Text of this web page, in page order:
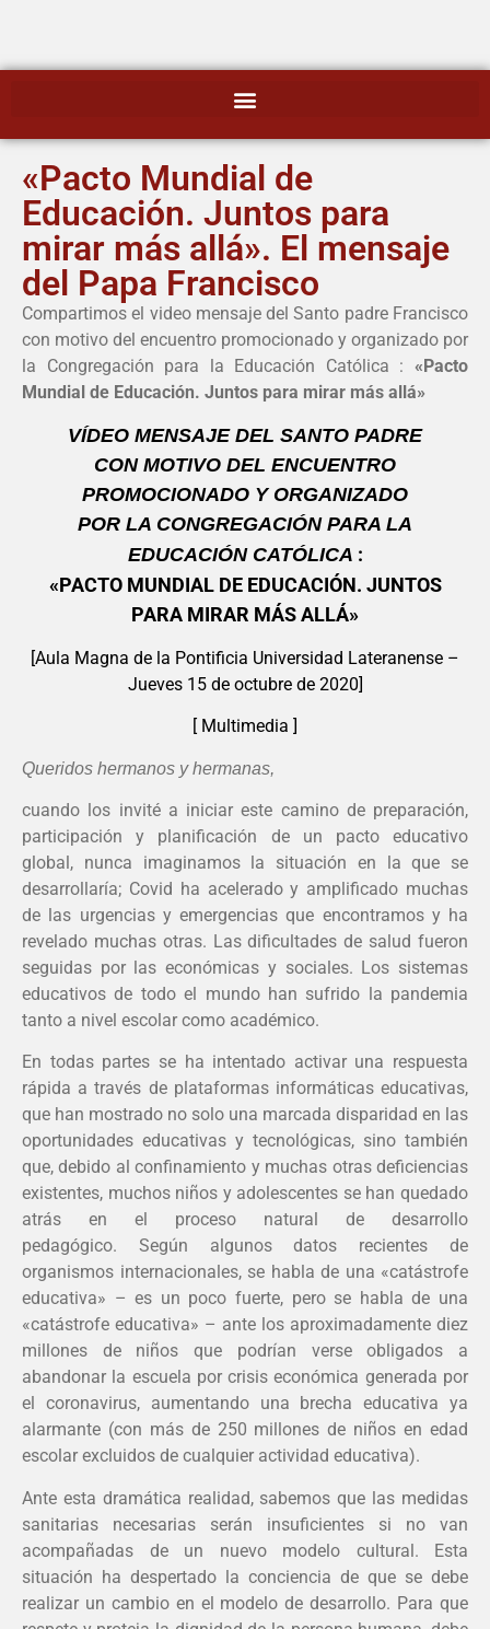
«Pacto Mundial de
Educación. Juntos para
mirar más allá». El mensaje
del Papa Francisco
Compartimos el video mensaje del Santo padre Francisco
con motivo del encuentro promocionado y organizado por
la Congregación para la Educación Católica : «Pacto
Mundial de Educación. Juntos para mirar más allá»
VÍDEO MENSAJE DEL SANTO PADRE
CON MOTIVO DEL ENCUENTRO
PROMOCIONADO Y ORGANIZADO
POR LA CONGREGACIÓN PARA LA
EDUCACIÓN CATÓLICA :
«PACTO MUNDIAL DE EDUCACIÓN. JUNTOS
PARA MIRAR MÁS ALLÁ»
[Aula Magna de la Pontificia Universidad Lateranense –
Jueves 15 de octubre de 2020]
[ Multimedia ]
Queridos hermanos y hermanas,
cuando los invité a iniciar este camino de preparación,
participación y planificación de un pacto educativo
global, nunca imaginamos la situación en la que se
desarrollaría; Covid ha acelerado y amplificado muchas
de las urgencias y emergencias que encontramos y ha
revelado muchas otras. Las dificultades de salud fueron
seguidas por las económicas y sociales. Los sistemas
educativos de todo el mundo han sufrido la pandemia
tanto a nivel escolar como académico.
En todas partes se ha intentado activar una respuesta
rápida a través de plataformas informáticas educativas,
que han mostrado no solo una marcada disparidad en las
oportunidades educativas y tecnológicas, sino también
que, debido al confinamiento y muchas otras deficiencias
existentes, muchos niños y adolescentes se han quedado
atrás en el proceso natural de desarrollo
pedagógico. Según algunos datos recientes de
organismos internacionales, se habla de una «catástrofe
educativa» – es un poco fuerte, pero se habla de una
«catástrofe educativa» – ante los aproximadamente diez
millones de niños que podrían verse obligados a
abandonar la escuela por crisis económica generada por
el coronavirus, aumentando una brecha educativa ya
alarmante (con más de 250 millones de niños en edad
escolar excluidos de cualquier actividad educativa).
Ante esta dramática realidad, sabemos que las medidas
sanitarias necesarias serán insuficientes si no van
acompañadas de un nuevo modelo cultural. Esta
situación ha despertado la conciencia de que se debe
realizar un cambio en el modelo de desarrollo. Para que